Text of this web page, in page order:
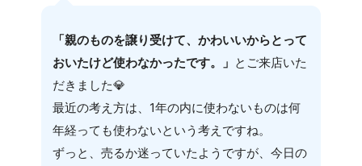
「親のものを譲り受けて、かわいいからとって
おいたけど使わなかったです。」 とご来店いた
だきました💎
最近の考え方は、1年の内に使わないものは何
年経っても使わないという考えですね。
ずっと、売るか迷っていたようですが、今日の